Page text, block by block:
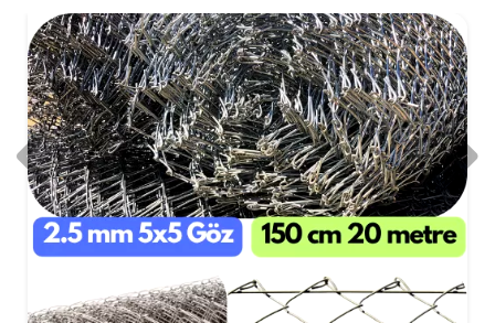
🛒 2 mm 5x5 cm Bahçe Çit Teli Top Fiyatı
1.650,00₺
SEPETE EKLE